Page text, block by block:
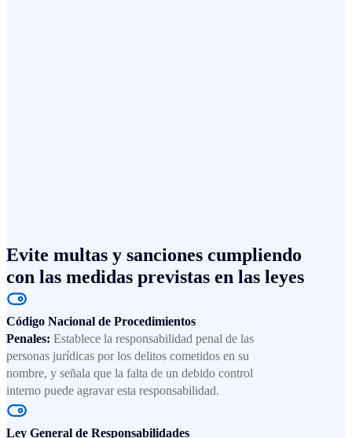
Evite multas y sanciones cumpliendo
con las medidas previstas en las leyes
Código Nacional de Procedimientos
Penales: Establece la responsabilidad penal de las
personas jurídicas por los delitos cometidos en su
nombre, y señala que la falta de un debido control
interno puede agravar esta responsabilidad.
Ley General de Responsabilidades